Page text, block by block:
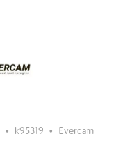
• k95319 • Evercam